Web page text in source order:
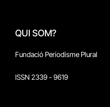
QUI SOM?
Fundació Periodisme Plural
ISSN 2339 - 9619